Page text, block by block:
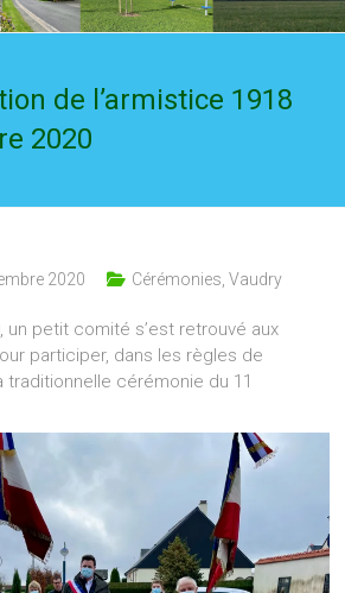
de l’armistice 1918
2020
2020 Cérémonies ,Vaudry
un petit comité s’est retrouvé aux
participer, dans les règles de
traditionnelle cérémonie du 11